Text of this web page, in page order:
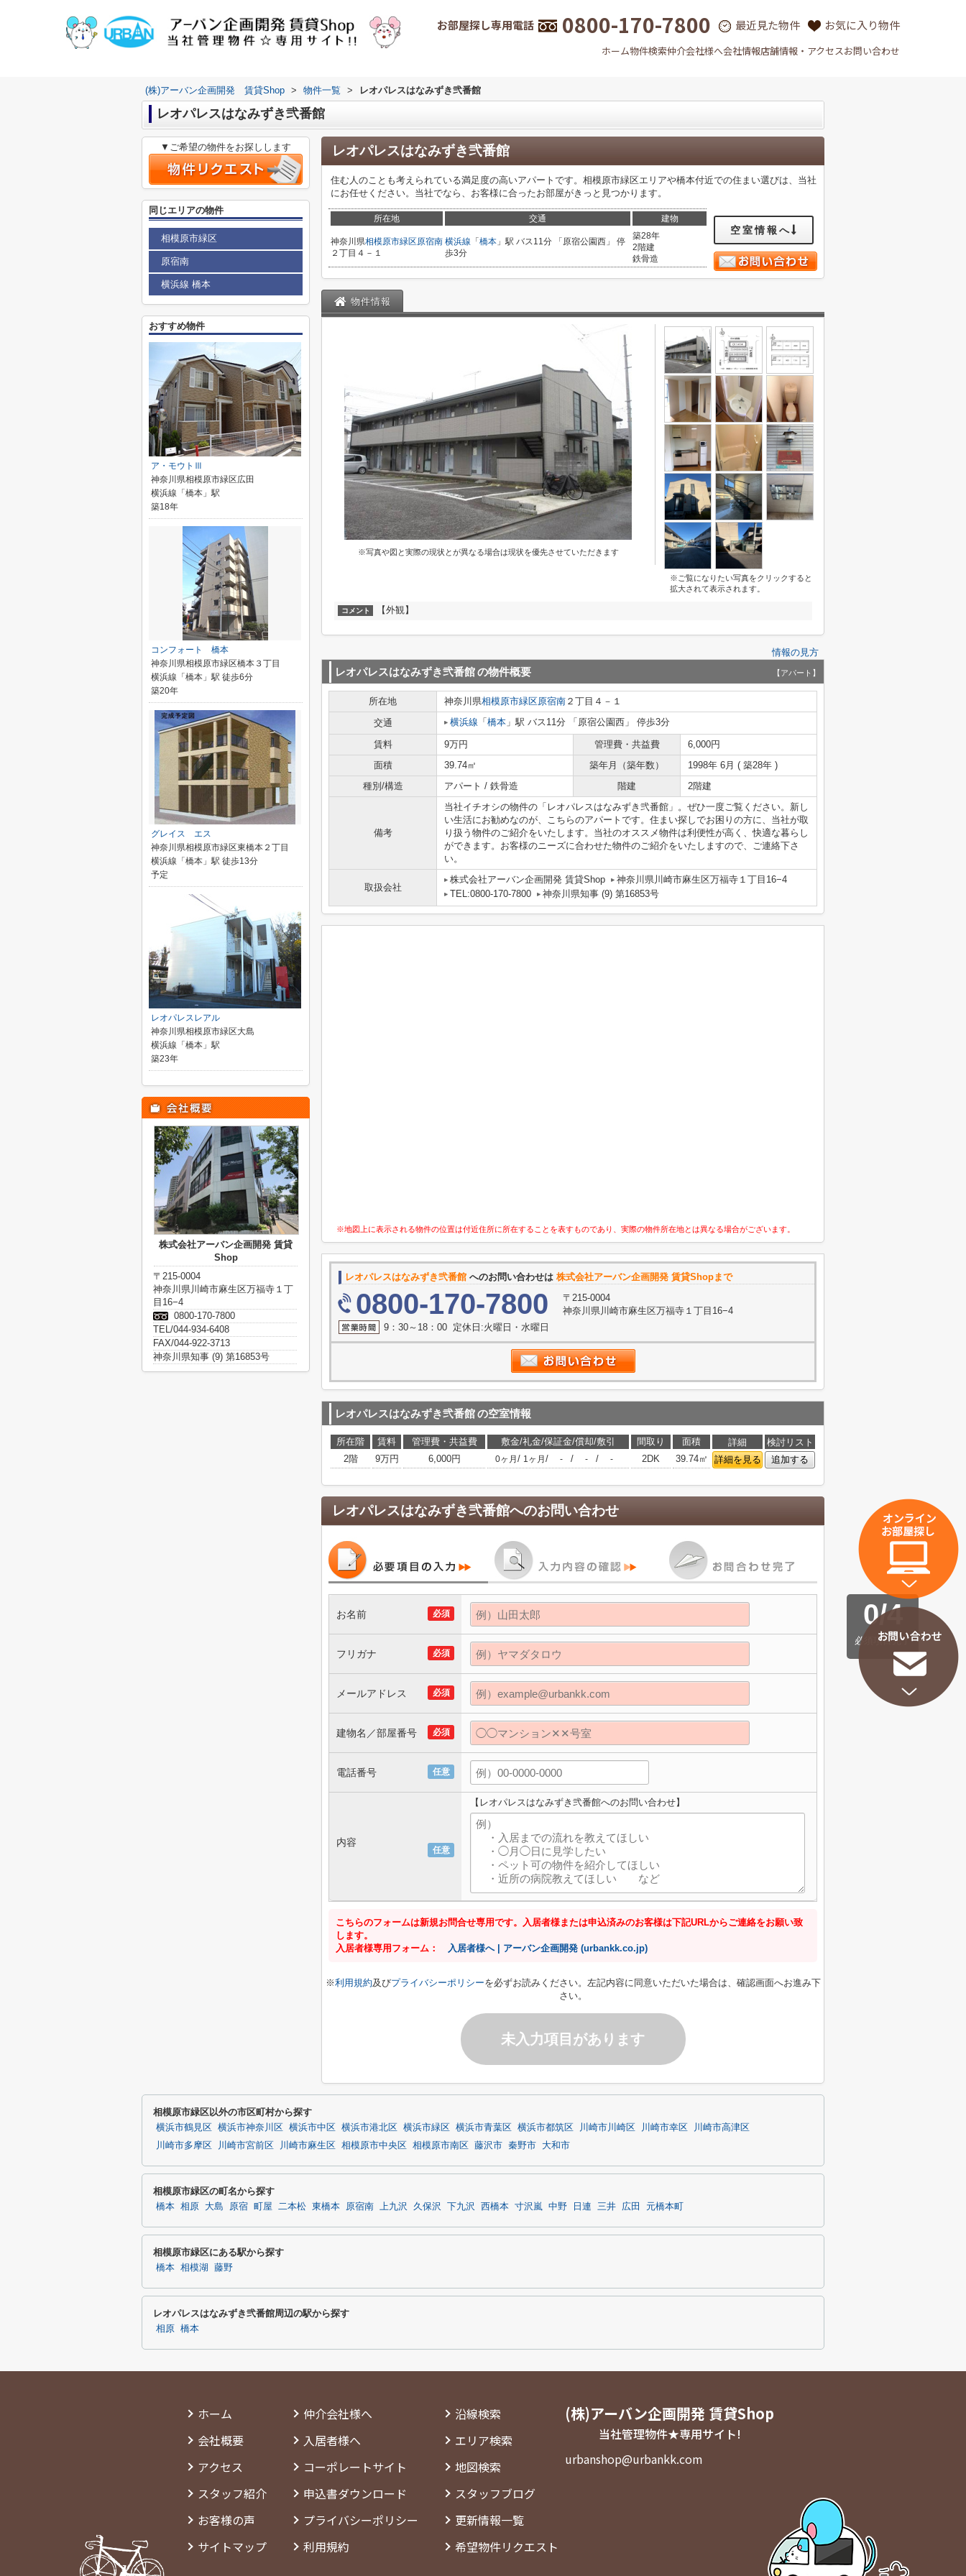
お部屋探し専用電話 0800-170-7800 最近見た物件 お気に入り物件
ホーム物件検索仲介会社様へ会社情報店舗情報・アクセスお問い合わせ
(株)アーバン企画開発 賃貸Shop > 物件一覧 > レオパレスはなみずき弐番館
レオパレスはなみずき弐番館
レオパレスはなみずき弐番館
住む人のことも考えられている満足度の高いアパートです。相模原市緑区エリアや橋本付近での住まい選びは、当社
にお任せください。当社でなら、お客様に合ったお部屋がきっと見つかります。
所在地 交通 建物
神奈川県相模原市緑区原宿南
２丁目４－１
横浜線 「 橋本 」駅 バス11分 「原宿公園西」 停
歩3分
築28年
2階建
鉄骨造
空室情報へ
物件情報
※写真や図と実際の現状とが異なる場合は現状を優先させていただきます
※ご覧になりたい写真をクリックすると
拡大されて表示されます。
コメント 【外観】
情報の見方
レオパレスはなみずき弐番館の物件概要 【アパート】
所在地 神奈川県相模原市緑区原宿南 ２丁目４－１
交通
横浜線 「 橋本 」駅 バス11分 「原宿公園西」 停歩3分
賃料 9万円 管理費・共益費
6,000円
面積
39.74㎡ 築年月（築年数）
1998年 6月 ( 築28年 )
種別/構造
アパート / 鉄骨造 階建 2階建
備考
当社イチオシの物件の「レオパレスはなみずき弐番館」。ぜひ一度ご覧ください。新し
い生活にお勧めなのが、こちらのアパートです。住まい探しでお困りの方に、当社が取
り扱う物件のご紹介をいたします。当社のオススメ物件は利便性が高く、快適な暮らし
ができます。お客様のニーズに合わせた物件のご紹介をいたしますので、ご連絡下さ
い。
取扱会社
株式会社アーバン企画開発 賃貸Shop
神奈川県川崎市麻生区万福寺１丁目16−4
TEL:0800-170-7800
神奈川県知事 (9) 第16853号
※地図上に表示される物件の位置は付近住所に所在することを表すものであり、実際の物件所在地とは異なる場合がございます。
レオパレスはなみずき弐番館 へのお問い合わせは 株式会社アーバン企画開発 賃貸Shopまで
0800-170-7800
〒215-0004
神奈川県川崎市麻生区万福寺１丁目16−4
9：30～18：00 定休日:火曜日・水曜日
レオパレスはなみずき弐番館の空室情報
所在階 賃料 管理費・共益費 敷金/礼金/保証金/償却/敷引 間取り 面積 詳細
検討リスト
2階
9万円 6,000円 0ヶ月 / 1ヶ月 / - / - / - 2DK 39.74㎡ 詳細を見る 追加する
レオパレスはなみずき弐番館へのお問い合わせ
0/4
必須項目完了
必須
お名前
必須
フリガナ
必須
メールアドレス
必須
建物名／部屋番号
任意
電話番号
任意
内容
【レオパレスはなみずき弐番館へのお問い合わせ】
こちらのフォームは新規お問合せ専用です。入居者様または申込済みのお客様は下記URLからご連絡をお願い致
します。
入居者様専用フォーム： 入居者様へ | アーバン企画開発 (urbankk.co.jp)
※利用規約及びプライバシーポリシーを必ずお読みください。左記内容に同意いただいた場合は、確認画面へお進み下
さい。
未入力項目があります
▼ご希望の物件をお探しします
同じエリアの物件
相模原市緑区
原宿南
横浜線 橋本
おすすめ物件
ア・モウトⅢ
神奈川県相模原市緑区広田
横浜線「橋本」駅
築18年
コンフォート 橋本
神奈川県相模原市緑区橋本３丁目
横浜線「橋本」駅 徒歩6分
築20年
グレイス エス
神奈川県相模原市緑区東橋本２丁目
横浜線「橋本」駅 徒歩13分
予定
レオパレスレアル
神奈川県相模原市緑区大島
横浜線「橋本」駅
築23年
株式会社アーバン企画開発 賃貸
Shop
〒215-0004
神奈川県川崎市麻生区万福寺１丁
目16−4
0800-170-7800
TEL/044-934-6408
FAX/044-922-3713
神奈川県知事 (9) 第16853号
相模原市緑区以外の市区町村から探す
横浜市鶴見区 横浜市神奈川区 横浜市中区 横浜市港北区 横浜市緑区 横浜市青葉区 横浜市都筑区 川崎市川崎区 川崎市幸区
川崎市高津区
川崎市多摩区
川崎市宮前区 川崎市麻生区 相模原市中央区 相模原市南区 藤沢市 秦野市 大和市
相模原市緑区の町名から探す
橋本 相原 大島 原宿 町屋 二本松 東橋本 原宿南 上九沢 久保沢 下九沢 西橋本 寸沢嵐 中野 日連 三井 広田 元橋本町
相模原市緑区にある駅から探す
橋本 相模湖 藤野
レオパレスはなみずき弐番館周辺の駅から探す
相原 橋本
ホーム
会社概要
アクセス
スタッフ紹介
お客様の声
サイトマップ
仲介会社様へ
入居者様へ
コーポレートサイト
申込書ダウンロード
プライバシーポリシー
利用規約
沿線検索
エリア検索
地図検索
スタッフブログ
更新情報一覧
希望物件リクエスト
(株)アーバン企画開発 賃貸Shop
当社管理物件★専用サイト!
urbanshop@urbankk.com